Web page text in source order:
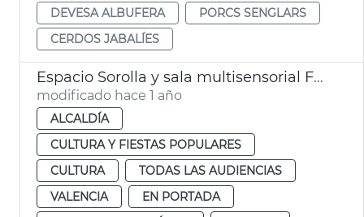
DEVESA ALBUFERA
PORCS SENGLARS
CERDOS JABALÍES
Espacio Sorolla y sala multisensorial Fallas
modificado hace 1 año
ALCALDÍA
CULTURA Y FIESTAS POPULARES
CULTURA
TODAS LAS AUDIENCIAS
VALENCIA
EN PORTADA